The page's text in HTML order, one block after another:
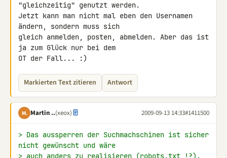
"gleichzeitig" genutzt werden.
Jetzt kann man nicht mal eben den Usernamen
ändern, sondern muss sich
gleich anmelden, posten, abmelden. Aber das ist
ja zum Glück nur bei dem
OT der Fall... :)
Markierten Text zitieren Antwort
M. Martin ..(xeox) 2009-09-13 14:33#1411500
> Das aussperren der Suchmachschinen ist sicher
nicht gewünscht und wäre
> auch anders zu realisieren (robots.txt !?).